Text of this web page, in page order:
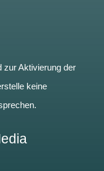
zur Aktivierung der
keine